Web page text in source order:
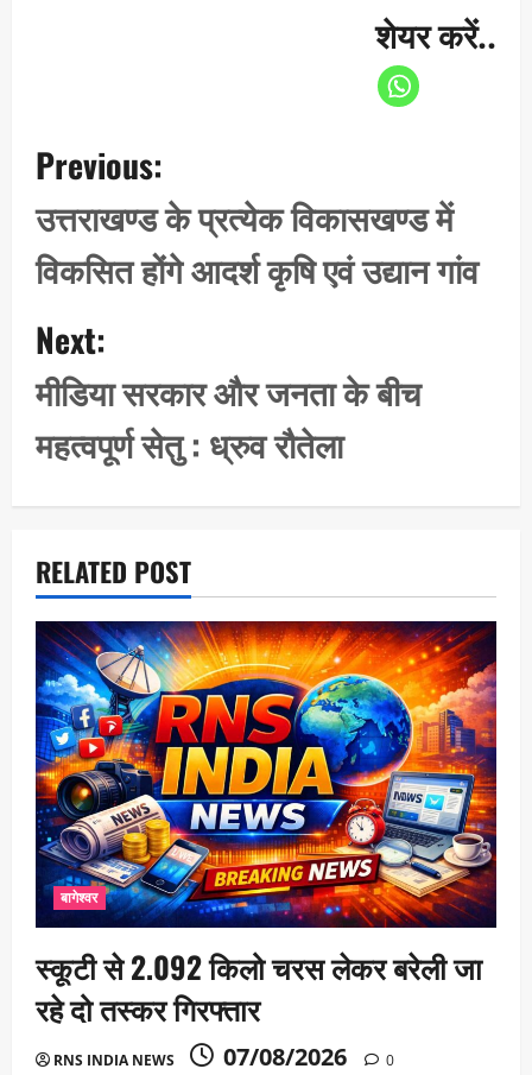
शेयर करें..
o
s
t
n
v
i
g
a
i
o
n
Previous:
उत्तराखण्ड के प्रत्येक विकासखण्ड में
विकसित होंगे आदर्श कृषि एवं उद्यान गांव
Next:
मीडिया सरकार और जनता के बीच
महत्वपूर्ण सेतु : ध्रुव रौतेला
RELATED POST
बागेश्वर
स्कूटी से 2.092 किलो चरस लेकर बरेली जा
रहे दो तस्कर गिरफ्तार
RNS INDIA NEWS 07/08/2026 0